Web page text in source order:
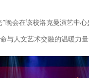
会在该校洛克曼演艺中
与人文艺术交融的温暖力量